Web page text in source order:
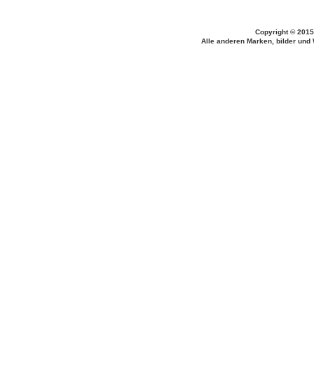
Copyright ©
Alle anderen Marken, bilder und